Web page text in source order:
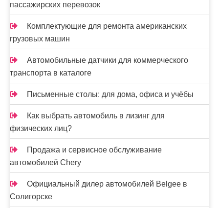
пассажирских перевозок
Комплектующие для ремонта американских
грузовых машин
Автомобильные датчики для коммерческого
транспорта в каталоге
Письменные столы: для дома, офиса и учёбы
Как выбрать автомобиль в лизинг для
физических лиц?
Продажа и сервисное обслуживание
автомобилей Chery
Официальный дилер автомобилей Belgee в
Солигорске